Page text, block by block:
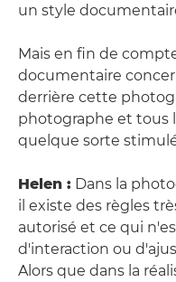
un style
Mais en fin de
documentaire
derrière cette
photographe et tous
quelque sorte
Helen : Dans la
il existe des règles
autorisé et ce qui
d'interaction ou
Alors que dans la